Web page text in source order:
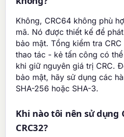
Không, CRC64 không phù
mã. Nó được thiết kế để
bảo mật. Tổng kiểm tra
thao tác - kẻ tấn công có
khi giữ nguyên giá trị CRC.
bảo mật, hãy sử dụng các
SHA-256 hoặc SHA-3.
Khi nào tôi nên sử dụng
CRC32?